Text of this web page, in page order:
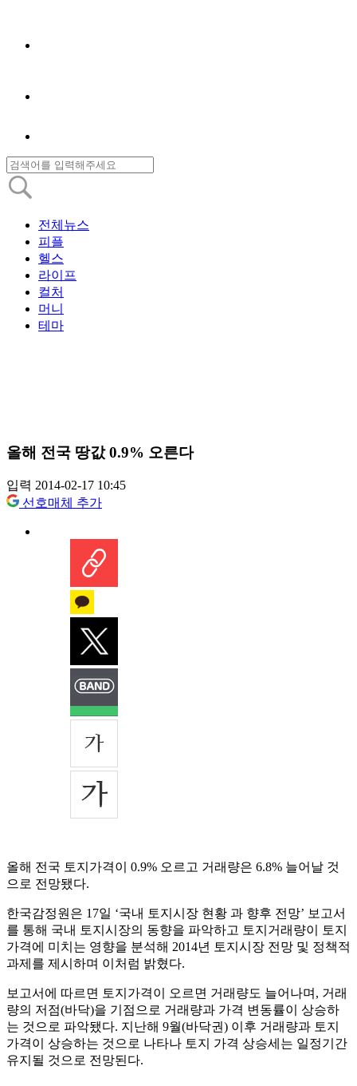
전체뉴스
피플
헬스
라이프
컬처
머니
테마
올해 전국 땅값 0.9% 오른다
입력 2014-02-17 10:45
선호매체 추가
올해 전국 토지가격이 0.9% 오르고 거래량은 6.8% 늘어날 것
으로 전망됐다.
한국감정원은 17일 ‘국내 토지시장 현황 과 향후 전망’ 보고서
를 통해 국내 토지시장의 동향을 파악하고 토지거래량이 토지
가격에 미치는 영향을 분석해 2014년 토지시장 전망 및 정책적
과제를 제시하며 이처럼 밝혔다.
보고서에 따르면 토지가격이 오르면 거래량도 늘어나며, 거래
량의 저점(바닥)을 기점으로 거래량과 가격 변동률이 상승하
는 것으로 파악됐다. 지난해 9월(바닥권) 이후 거래량과 토지
가격이 상승하는 것으로 나타나 토지 가격 상승세는 일정기간
유지될 것으로 전망된다.